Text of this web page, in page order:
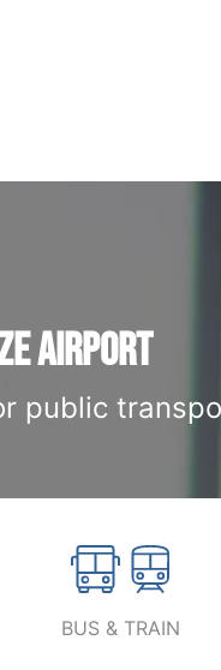
AIRPORT
public
BUS & TRAIN